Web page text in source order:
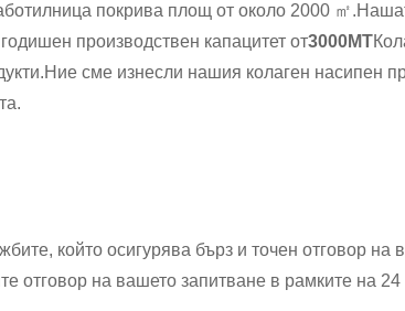
покрива площ от около 2000 ㎡
производствен капацитет от3000MT
сме изнесли нашия колаген насипен
който осигурява бърз и точен отговор на
отговор на вашето запитване в рамките на 24